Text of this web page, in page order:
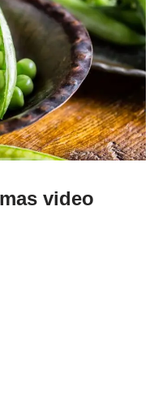
video